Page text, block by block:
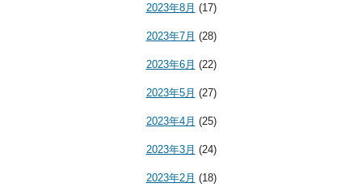
2023年8月 (17)
2023年7月 (28)
2023年6月 (22)
2023年5月 (27)
2023年4月 (25)
2023年3月 (24)
2023年2月 (18)